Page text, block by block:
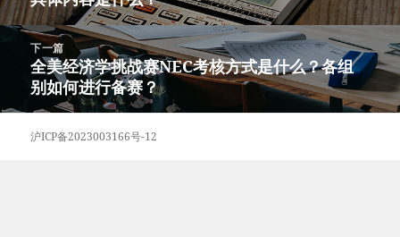
航
文
章：
下一篇
下
篇
文
章：
全美经济学挑战赛NEC考核方式是什么？各组
别如何进行备赛？
沪ICP备2023003166号-12